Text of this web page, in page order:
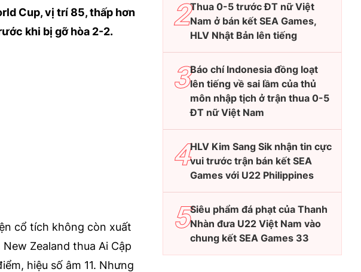
Cup, vị trí 85, thấp hơn
khi bị gỡ hòa 2-2.
cổ tích không còn xuất
Zealand thua Ai Cập
hiệu số âm 11. Nhưng
Thua 0-5 trước ĐT nữ Việt
Nam ở bán kết SEA Games,
HLV Nhật Bản lên tiếng
Báo chí Indonesia đồng loạt
lên tiếng về sai lầm của thủ
môn nhập tịch ở trận thua 0-5
ĐT nữ Việt Nam
HLV Kim Sang Sik nhận tin cực
vui trước trận bán kết SEA
Games với U22 Philippines
Siêu phẩm đá phạt của Thanh
Nhàn đưa U22 Việt Nam vào
chung kết SEA Games 33